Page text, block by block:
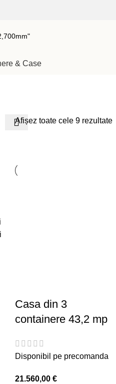
& Case
Afișez toate cele 9 rezultate
Casa din 3
containere 43,2 mp
Disponibil pe precomanda
21.560,00 €